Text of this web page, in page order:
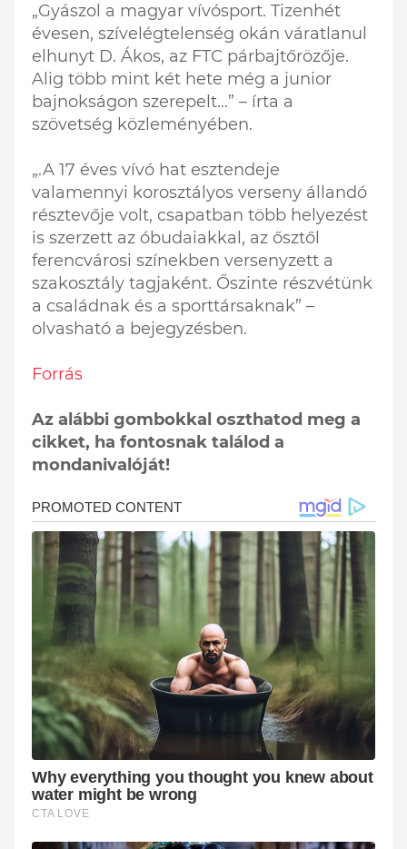
„Gyászol a magyar vívósport. Tizenhét
évesen, szívelégtelenség okán váratlanul
elhunyt D. Ákos, az FTC párbajtőrözője.
Alig több mint két hete még a junior
bajnokságon szerepelt…” – írta a
szövetség közleményében.
„.A 17 éves vívó hat esztendeje
valamennyi korosztályos verseny állandó
résztevője volt, csapatban több helyezést
is szerzett az óbudaiakkal, az ősztől
ferencvárosi színekben versenyzett a
szakosztály tagjaként. Őszinte részvétünk
a családnak és a sporttársaknak” –
olvasható a bejegyzésben.
Forrás
Az alábbi gombokkal oszthatod meg a
cikket, ha fontosnak találod a
mondanivalóját!